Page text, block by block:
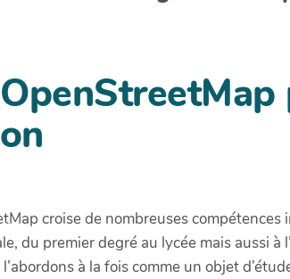
croise de nombreuses
du premier degré au lycée mais aussi
à la fois comme un objet